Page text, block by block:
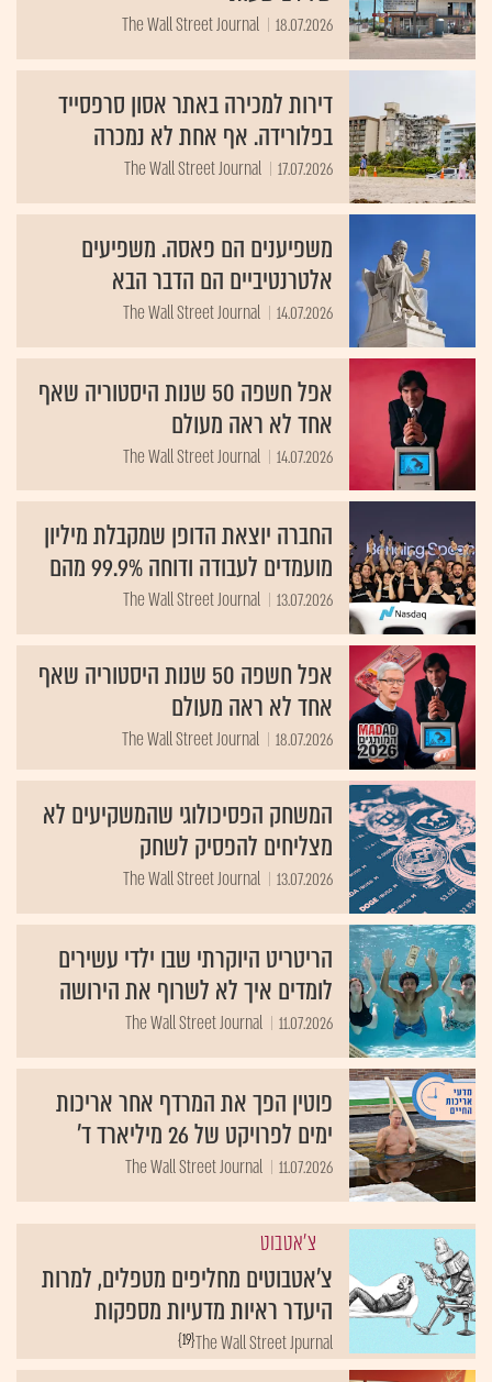
18.07.2026
The Wall Street Journal
דירות למכירה באתר אסון סרפסייד
בפלורידה. אף אחת לא נמכרה
17.07.2026
The Wall Street Journal
משפיענים הם פאסה. משפיעים
אלטרנטיביים הם הדבר הבא
14.07.2026
The Wall Street Journal
אפל חשפה 50 שנות היסטוריה שאף
אחד לא ראה מעולם
14.07.2026
The Wall Street Journal
החברה יוצאת הדופן שמקבלת מיליון
מועמדים לעבודה ודוחה 99.9% מהם
13.07.2026
The Wall Street Journal
אפל חשפה 50 שנות היסטוריה שאף
אחד לא ראה מעולם
18.07.2026
The Wall Street Journal
המשחק הפסיכולוגי שהמשקיעים לא
מצליחים להפסיק לשחק
13.07.2026
The Wall Street Journal
הריטריט היוקרתי שבו ילדי עשירים
לומדים איך לא לשרוף את הירושה
11.07.2026
The Wall Street Journal
פוטין הפך את המרדף אחר אריכות
ימים לפרויקט של 26 מיליארד ד'
11.07.2026
The Wall Street Journal
צ'אטבוט
צ'אטבוטים מחליפים מטפלים, למרות
היעדר ראיות מדעיות מספקות
{19}The Wall Street Jpurnal